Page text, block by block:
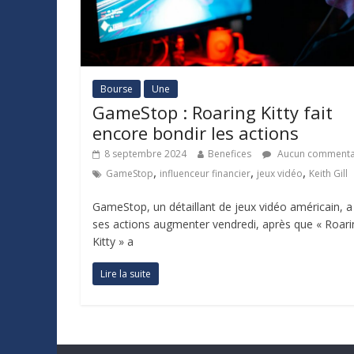
Bourse Une
GameStop : Roaring Kitty fait
encore bondir les actions
8 septembre 2024 Benefices
Aucun
GameStop, influenceur financier, jeux vidéo, Keith Gill
GameStop, un détaillant de jeux vidéo américain, a
ses actions augmenter vendredi, après que «
Kitty » a
Lire la suite